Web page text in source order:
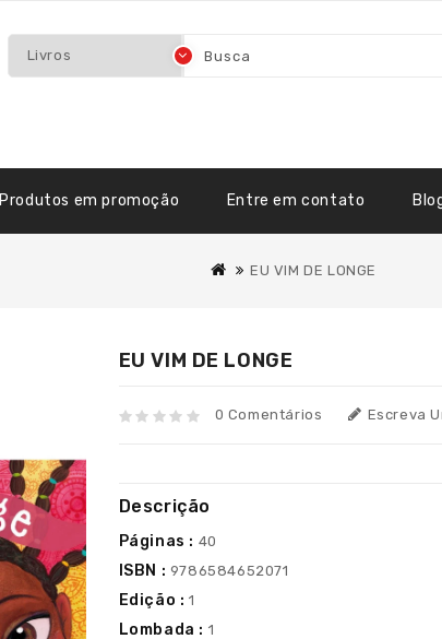
Produtos em promoção Entre em contato
EU VIM DE LONGE
EU VIM DE LONGE
0 Comentários Escreva
Descrição
Páginas : 40
ISBN : 9786584652071
Edição : 1
Lombada : 1